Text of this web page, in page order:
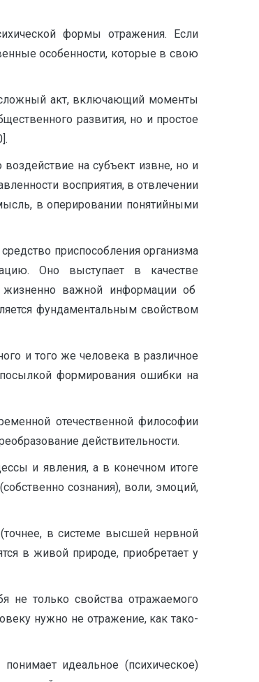
формы отражения. Если
особенности, которые в свою
сложный акт, включающий моменты
развития, но и простое
воздействие на субъект извне, но и
восприятия, в отвлечении
в оперировании понятийными
приспособления организма
Оно выступает в качестве
жизненно важной информации об
фундаментальным свойством
и того же че­ловека в различное
формирования ошибки на
отечественной философии
действительности.
и явления, а в конечном итоге
сознания), воли, эмоций,
в системе высшей нервной
в живой природе, приобретает у
не только свой­ства отражаемого
нужно не отражение, как тако­
идеальное (психическое)